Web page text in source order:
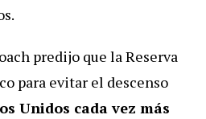
predijo que la Reserva
para evitar el descenso
Unidos cada vez más